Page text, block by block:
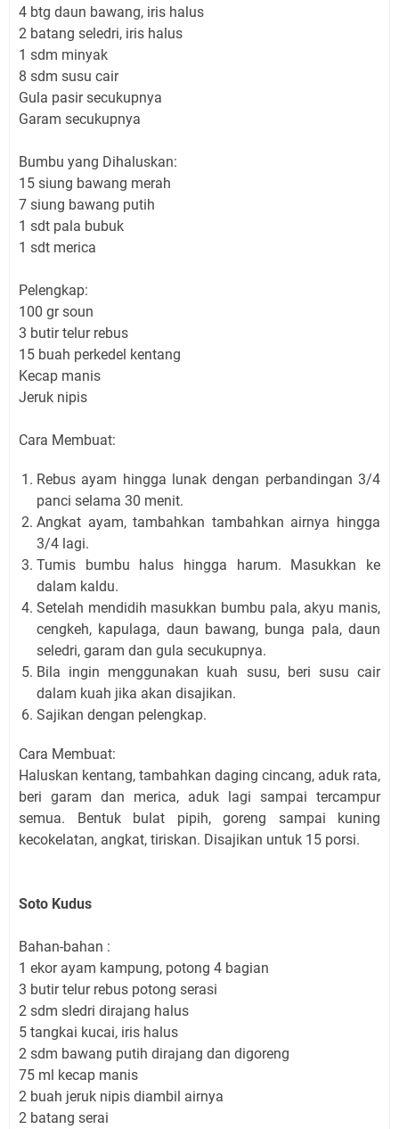
4 btg daun bawang, iris halus
2 batang seledri, iris halus
1 sdm minyak
8 sdm susu cair
Gula pasir secukupnya
Garam secukupnya
Bumbu yang Dihaluskan:
15 siung bawang merah
7 siung bawang putih
1 sdt pala bubuk
1 sdt merica
Pelengkap:
100 gr soun
3 butir telur rebus
15 buah perkedel kentang
Kecap manis
Jeruk nipis
Cara Membuat:
Rebus ayam hingga lunak dengan perbandingan 3/4
panci selama 30 menit.
Angkat ayam, tambahkan tambahkan airnya hingga
3/4 lagi.
Tumis bumbu halus hingga harum. Masukkan ke
dalam kaldu.
Setelah mendidih masukkan bumbu pala, akyu manis,
cengkeh, kapulaga, daun bawang, bunga pala, daun
seledri, garam dan gula secukupnya.
Bila ingin menggunakan kuah susu, beri susu cair
dalam kuah jika akan disajikan.
Sajikan dengan pelengkap.
Cara Membuat:
Haluskan kentang, tambahkan daging cincang, aduk rata,
beri garam dan merica, aduk lagi sampai tercampur
semua. Bentuk bulat pipih, goreng sampai kuning
kecokelatan, angkat, tiriskan. Disajikan untuk 15 porsi.
Soto Kudus
Bahan-bahan :
1 ekor ayam kampung, potong 4 bagian
3 butir telur rebus potong serasi
2 sdm sledri dirajang halus
5 tangkai kucai, iris halus
2 sdm bawang putih dirajang dan digoreng
75 ml kecap manis
2 buah jeruk nipis diambil airnya
2 batang serai